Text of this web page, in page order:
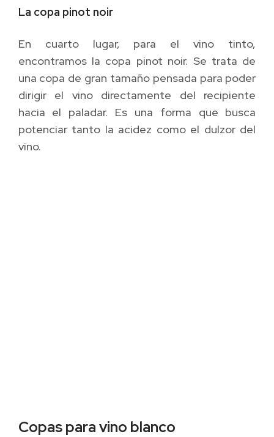
La copa pinot noir
En cuarto lugar, para el vino tinto,
encontramos la copa pinot noir. Se trata de
una copa de gran tamaño pensada para poder
dirigir el vino directamente del recipiente
hacia el paladar. Es una forma que busca
potenciar tanto la acidez como el dulzor del
vino.
Copas para vino blanco